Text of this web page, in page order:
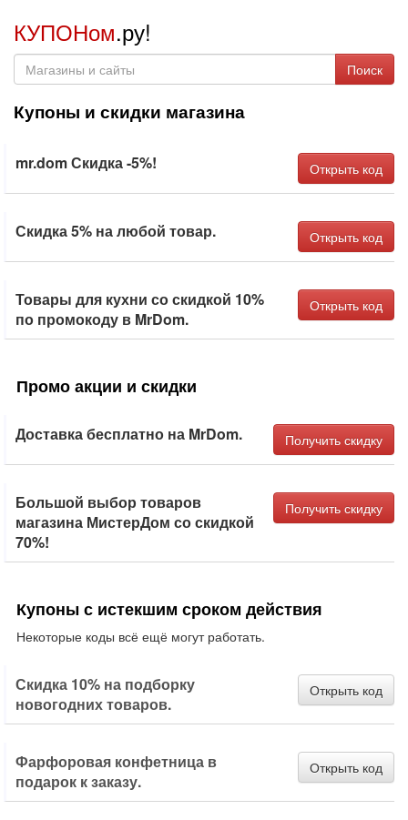
КУПОНом.ру!
Поиск
Купоны и скидки магазина
mr.dom Скидка -5%! Открыть код
Скидка 5% на любой товар. Открыть код
Товары для кухни со скидкой 10%
по промокоду в MrDom.
Открыть код
Промо акции и скидки
Доставка бесплатно на MrDom. Получить скидку
Большой выбор товаров
магазина МистерДом со скидкой
70%!
Получить скидку
Купоны с истекшим сроком действия
Некоторые коды всё ещё могут работать.
Скидка 10% на подборку
новогодних товаров.
Открыть код
Фарфоровая конфетница в
подарок к заказу.
Открыть код